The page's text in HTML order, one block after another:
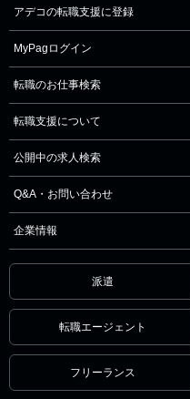
アデコの転職支援に登録
MyPagログイン
転職のお仕事検索
転職支援について
公開中の求人検索
Q&A・お問い合わせ
企業情報
派遣
転職エージェント
フリーランス